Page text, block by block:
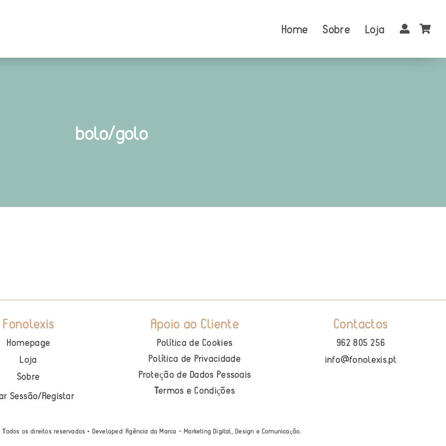
Home Sobre Loja
bolo/golo
Fonolexis
Homepage
Loja
Sobre
Sessão/Registar
Apoio ao Cliente
Política de Cookies
Política de Privacidade
Proteção de Dados Pessoais
Termos e Condições
Contactos
962 805 256
info@fonolexis.pt
os direitos reservados • Developed:Agência da Marca – Marketing Digital, Design e Comunicação.